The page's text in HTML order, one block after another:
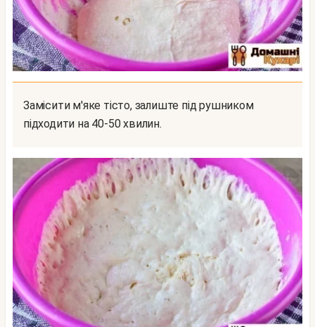
Замісити м'яке тісто, залиште під рушником
підходити на 40-50 хвилин.